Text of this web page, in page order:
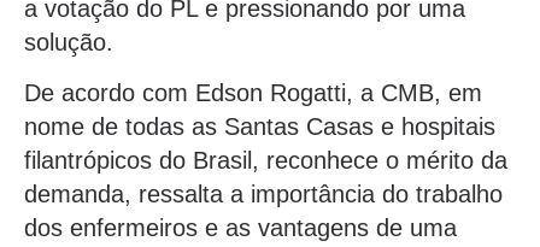
a votação do PL e pressionando por uma
solução.
De acordo com Edson Rogatti, a CMB, em
nome de todas as Santas Casas e hospitais
filantrópicos do Brasil, reconhece o mérito da
demanda, ressalta a importância do trabalho
dos enfermeiros e as vantagens de uma